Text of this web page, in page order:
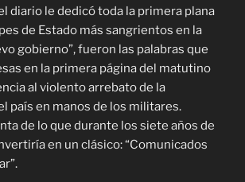
diario le dedicó toda la primera plana
de Estado más sangrientos en la
gobierno”, fueron las palabras que
en la primera página del matutino
al violento arrebato de la
país en manos de los militares.
de lo que durante los siete años de
en un clásico: “Comunicados